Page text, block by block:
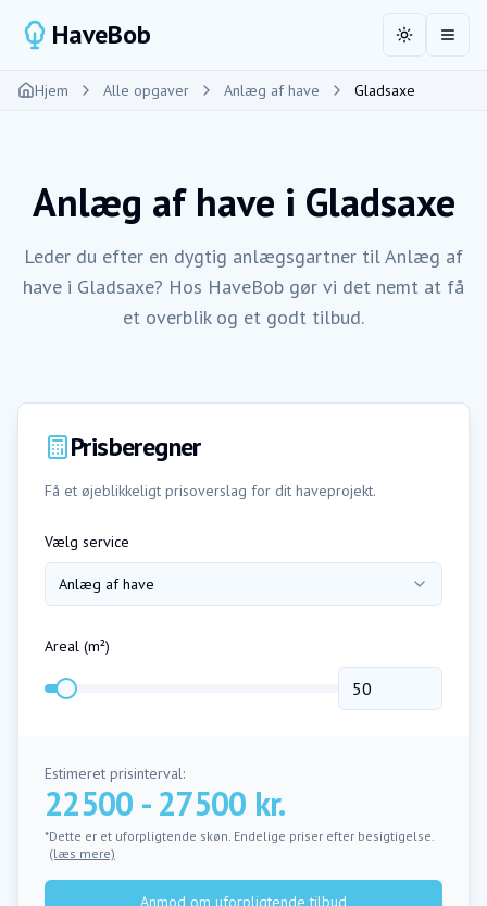
HaveBob ToggleÅbn
Hjem Alle opgaver Anlæg af have Gladsaxe
Anlæg af have i Gladsaxe
Leder du efter en dygtig anlægsgartner til Anlæg af
have i Gladsaxe? Hos HaveBob gør vi det nemt at få
et overblik og et godt tilbud.
Prisberegner
Få et øjeblikkeligt prisoverslag for dit haveprojekt.
Vælg service
Anlæg af have
Areal (m²)
Estimeret prisinterval:
22500 - 27500 kr.
*Dette er et uforpligtende skøn. Endelige priser efter besigtigelse.
(læs mere)
Anmod om uforpligtende tilbud